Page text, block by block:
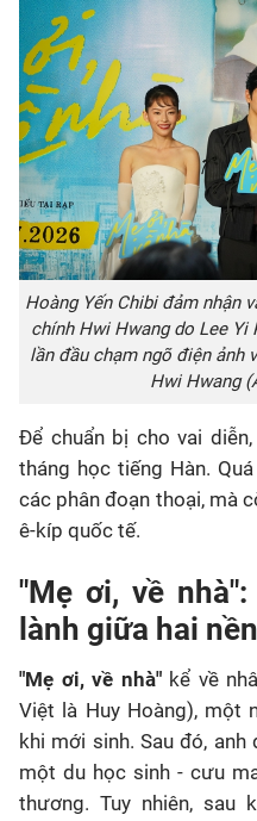
Hoàng Yến Chibi đảm nhận
chính Hwi Hwang do Lee Yi
lần đầu chạm ngõ điện ảnh
Hwi Hwang
Để chuẩn bị cho vai
tháng học tiếng Hàn.
các phân đoạn thoại, mà
ê-kíp quốc tế.
"Mẹ ơi, về
lành giữa hai
"Mẹ ơi, về nhà"kể về
Việt là Huy Hoàng), một
khi mới sinh. Sau đó,
một du học sinh - cưu
thương. Tuy nhiên, sau